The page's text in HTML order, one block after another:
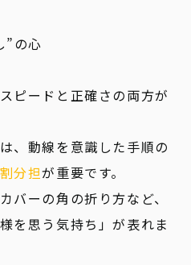
”の心
ピードと正確さの両方が
、動線を意識した手順の
分担が重要です。
バーの角の折り方など、
を思う気持ち」が表れま